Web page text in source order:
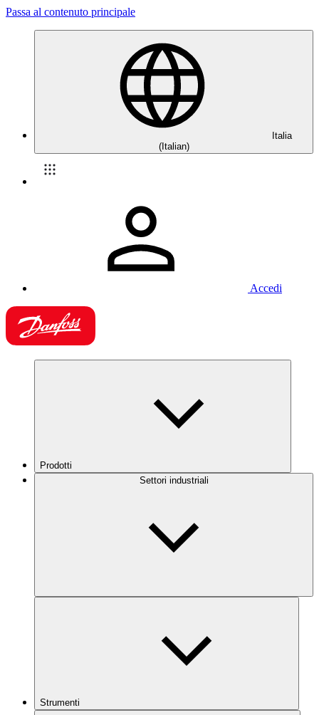
Passa al contenuto principale
Italia
(Italian)
Accedi
Prodotti
Settori industriali
Strumenti